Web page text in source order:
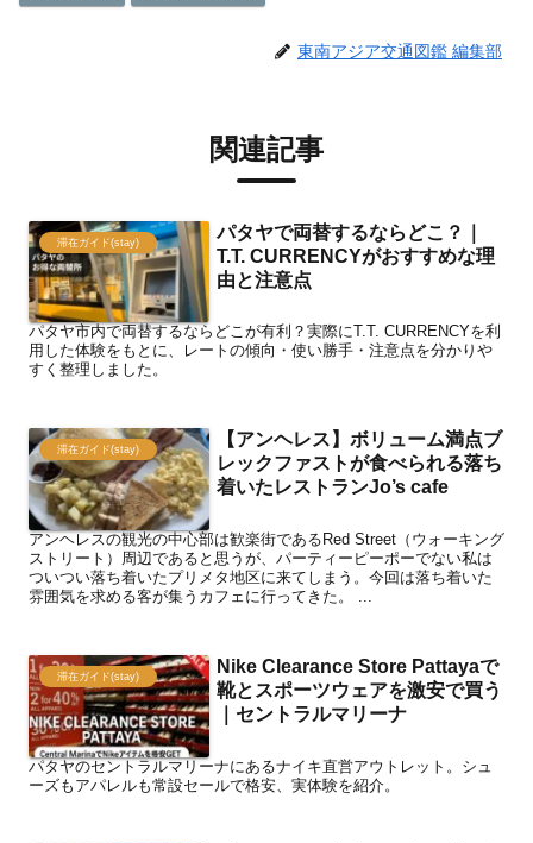
東南アジア交通図鑑 編集部
関連記事
滞在ガイド(stay)
パタヤで両替するならどこ？｜
T.T. CURRENCYがおすすめな理
由と注意点
パタヤ市内で両替するならどこが有利？実際にT.T. CURRENCYを利
用した体験をもとに、レートの傾向・使い勝手・注意点を分かりや
すく整理しました。
滞在ガイド(stay)
【アンヘレス】ボリューム満点ブ
レックファストが食べられる落ち
着いたレストランJo’s cafe
アンヘレスの観光の中心部は歓楽街であるRed Street（ウォーキング
ストリート）周辺であると思うが、パーティーピーポーでない私は
ついつい落ち着いたプリメタ地区に来てしまう。今回は落ち着いた
雰囲気を求める客が集うカフェに行ってきた。 ...
滞在ガイド(stay)
Nike Clearance Store Pattayaで
靴とスポーツウェアを激安で買う
｜セントラルマリーナ
パタヤのセントラルマリーナにあるナイキ直営アウトレット。シュ
ーズもアパレルも常設セールで格安、実体験を紹介。